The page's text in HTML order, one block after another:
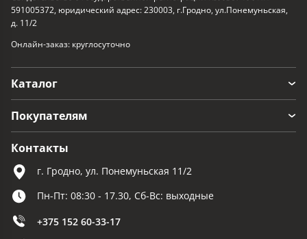
591005372, юридический адрес: 230003, г.Гродно, ул.Понемуньская,
д. 11/2
Онлайн-заказ: круглосуточно
Каталог
Покупателям
Контакты
г. Гродно, ул. Понемуньская 11/2
Пн-Пт: 08:30 - 17.30, Сб-Вс: выходные
+375 152 60-33-17